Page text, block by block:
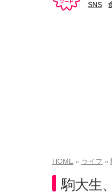
SNS
HOME ライフ
駒大生